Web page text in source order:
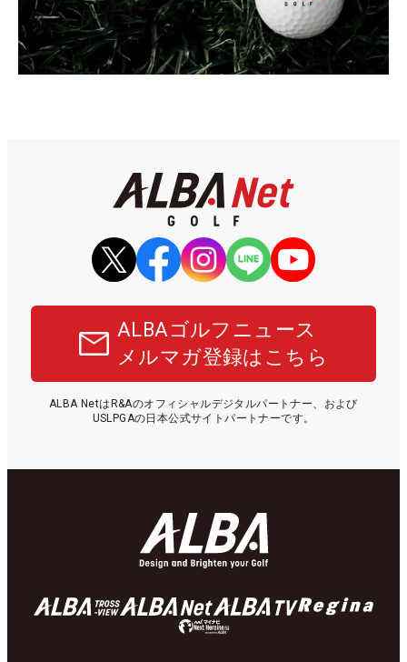
ALBAゴルフニュース
メルマガ登録はこちら
ALBA NetはR&Aのオフィシャルデジタルパートナー、および
USLPGAの日本公式サイトパートナーです。